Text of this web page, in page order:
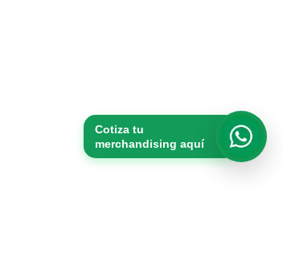
Cotiza tu
merchandising aquí